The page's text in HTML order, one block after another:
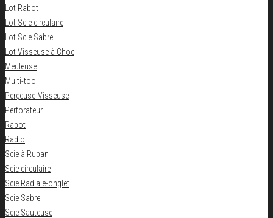
Lot Rabot
Lot Scie circulaire
Lot Scie Sabre
Lot Visseuse à Choc
Meuleuse
Multi-tool
Perçeuse-Visseuse
Perforateur
Rabot
Radio
Scie à Ruban
Scie circulaire
Scie Radiale-onglet
Scie Sabre
Scie Sauteuse